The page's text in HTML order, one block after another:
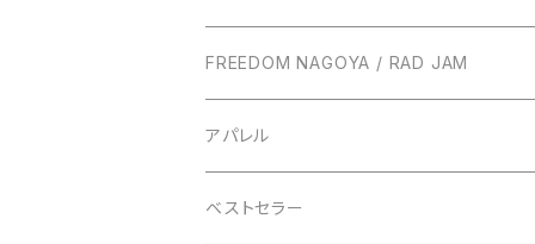
EVERLONG
ハローモンテスキュー
amanojac
BUNS RECORDS
SideChest
Atomic Skipper
THE NINTH APOLLO
ONE BY ONE RECORDS
FREEDOM NAGOYA / RAD JAM
アパレル
IF I FELL
ベストセラー